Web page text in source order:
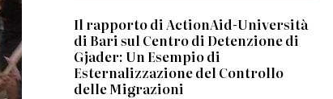
Il rapporto di ActionAid-Università
di Bari sul Centro di Detenzione di
Gjader: Un Esempio di
Esternalizzazione del Controllo
delle Migrazioni